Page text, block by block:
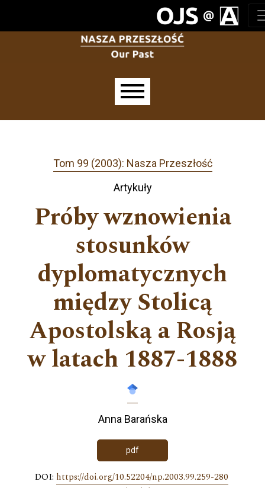
Tom 99 (2003): Nasza Przeszłość
Artykuły
Próby wznowienia
stosunków
dyplomatycznych
między Stolicą
Apostolską a Rosją
w latach 1887-1888
Anna Barańska
pdf
DOI: https://doi.org/10.52204/np.2003.99.259-280